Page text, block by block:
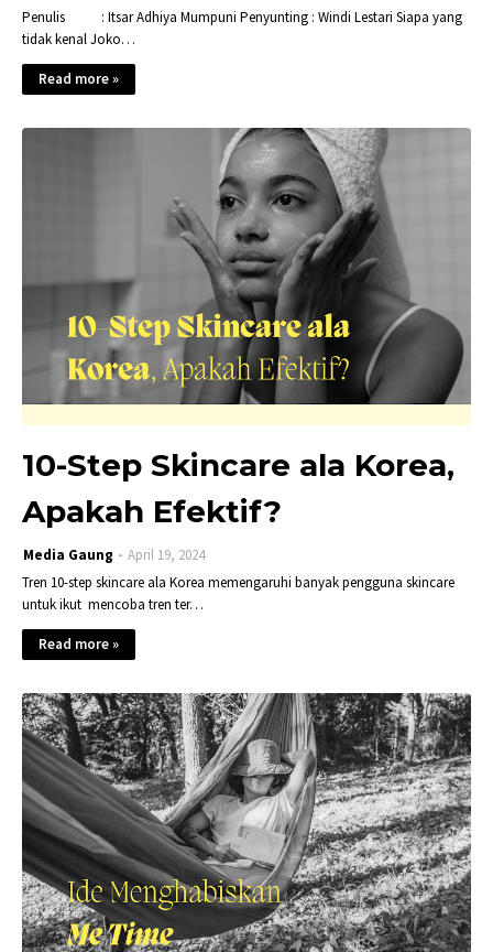
Penulis : Itsar Adhiya Mumpuni Penyunting : Windi Lestari Siapa yang
tidak kenal Joko…
Read more »
10-Step Skincare ala Korea,
Apakah Efektif?
Media Gaung
April 19, 2024
Tren 10-step skincare ala Korea memengaruhi banyak pengguna skincare
untuk ikut mencoba tren ter…
Read more »